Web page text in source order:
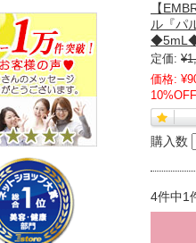
【
ル『パ
◆5mL◆
定価:
価格:
10%OFF
購入数
4件中1